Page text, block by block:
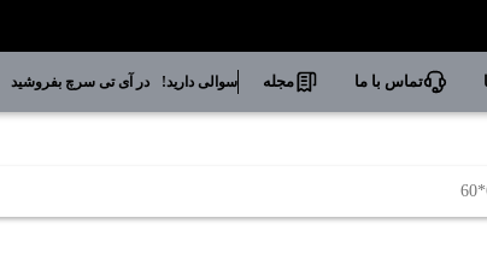
تماس با ما مجله سوالی دارید! در آی تی سرچ بفروشید